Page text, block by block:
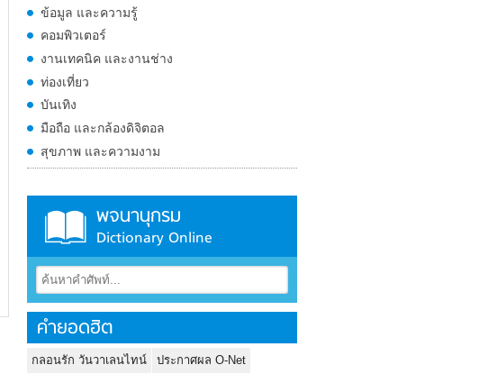
ข้อมูล และความรู้
คอมพิวเตอร์
งานเทคนิค และงานช่าง
ท่องเที่ยว
บันเทิง
มือถือ และกล้องดิจิตอล
สุขภาพ และความงาม
พจนานุกรม
Dictionary Online
คำยอดฮิต
กลอนรัก วันวาเลนไทน์
ประกาศผล O-Net